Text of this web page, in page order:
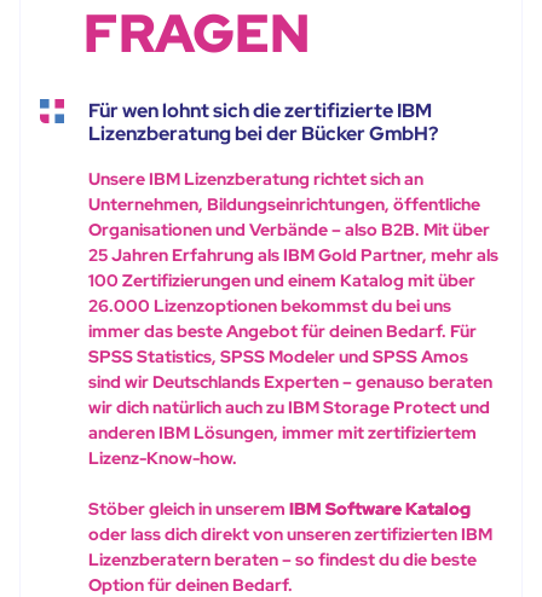
FRAGEN
Für wen lohnt sich die zertifizierte IBM
Lizenzberatung bei der Bücker GmbH?
Unsere IBM Lizenzberatung richtet sich an
Unternehmen, Bildungseinrichtungen, öffentliche
Organisationen und Verbände – also B2B. Mit über
25 Jahren Erfahrung als IBM Gold Partner, mehr als
100 Zertifizierungen und einem Katalog mit über
26.000 Lizenzoptionen bekommst du bei uns
immer das beste Angebot für deinen Bedarf. Für
SPSS Statistics, SPSS Modeler und SPSS Amos
sind wir Deutschlands Experten – genauso beraten
wir dich natürlich auch zu IBM Storage Protect und
anderen IBM Lösungen, immer mit zertifiziertem
Lizenz-Know-how.
Stöber gleich in unserem IBM Software Katalog
oder lass dich direkt von unseren zertifizierten IBM
Lizenzberatern beraten – so findest du die beste
Option für deinen Bedarf.